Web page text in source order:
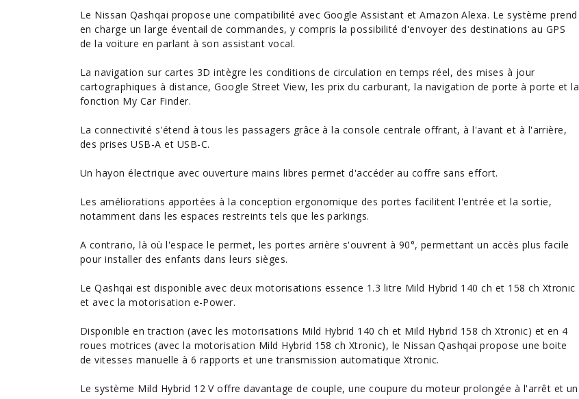
Le Nissan Qashqai propose une compatibilité avec Google Assistant et Amazon Alexa. Le système prend
en charge un large éventail de commandes, y compris la possibilité d'envoyer des destinations au GPS
de la voiture en parlant à son assistant vocal.
La navigation sur cartes 3D intègre les conditions de circulation en temps réel, des mises à jour
cartographiques à distance, Google Street View, les prix du carburant, la navigation de porte à porte et la
fonction My Car Finder.
La connectivité s'étend à tous les passagers grâce à la console centrale offrant, à l'avant et à l'arrière,
des prises USB-A et USB-C.
Un hayon électrique avec ouverture mains libres permet d'accéder au coffre sans effort.
Les améliorations apportées à la conception ergonomique des portes facilitent l'entrée et la sortie,
notamment dans les espaces restreints tels que les parkings.
A contrario, là où l'espace le permet, les portes arrière s'ouvrent à 90°, permettant un accès plus facile
pour installer des enfants dans leurs sièges.
Le Qashqai est disponible avec deux motorisations essence 1.3 litre Mild Hybrid 140 ch et 158 ch Xtronic
et avec la motorisation e-Power.
Disponible en traction (avec les motorisations Mild Hybrid 140 ch et Mild Hybrid 158 ch Xtronic) et en 4
roues motrices (avec la motorisation Mild Hybrid 158 ch Xtronic), le Nissan Qashqai propose une boite
de vitesses manuelle à 6 rapports et une transmission automatique Xtronic.
Le système Mild Hybrid 12 V offre davantage de couple, une coupure du moteur prolongée à l'arrêt et un